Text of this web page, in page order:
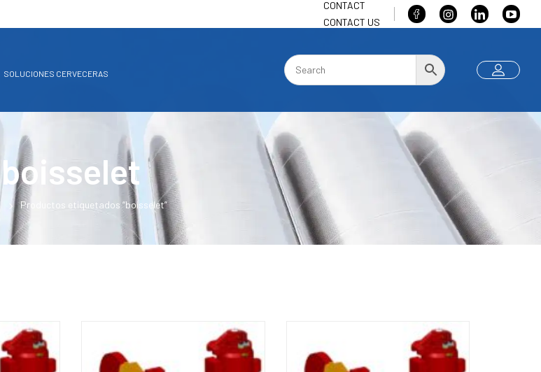
CONTACT
CONTACT US
SOLUCIONES CERVECERAS
boisselet
Productos etiquetados “boisselet”